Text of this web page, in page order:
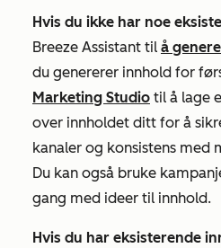
Hvis du ikke har noe
Breeze Assistant til å
du genererer innhold for
Marketing Studio til å lage
over innholdet ditt for å
kanaler og konsistens med
Du kan også bruke
gang med ideer til innhold.
Hvis du har eksisterende